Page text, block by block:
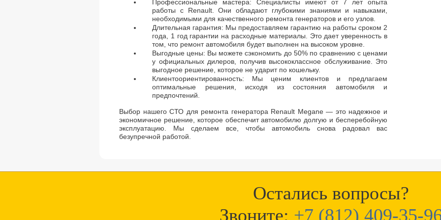
Профессиональные мастера: Специалисты имеют от 7 лет опыта
работы с Renault. Они обладают глубокими знаниями и навыками,
необходимыми для качественного ремонта генераторов и его узлов.
Длительная гарантия: Мы предоставляем гарантию на работы сроком 2
года, 1 год гарантии на расходные материалы. Это дает уверенность в
том, что ремонт автомобиля будет выполнен на высоком уровне.
Выгодные цены: Вы можете сэкономить до 50% по сравнению с ценами
у официальных дилеров, получив высококлассное обслуживание. Это
выгодное решение, которое не ударит по кошельку.
Клиентоориентированность: Мы ценим клиентов и предлагаем
оптимальные решения, исходя из состояния автомобиля и
предпочтений.
Выбор нашего СТО для ремонта генератора Renault Megane — это надежное и
экономичное решение, которое обеспечит автомобилю долгую и бесперебойную
эксплуатацию. Мы сделаем все, чтобы автомобиль снова радовал вас
безупречной работой.
Остались вопросы?
Звоните: +7 (812) 409-35-